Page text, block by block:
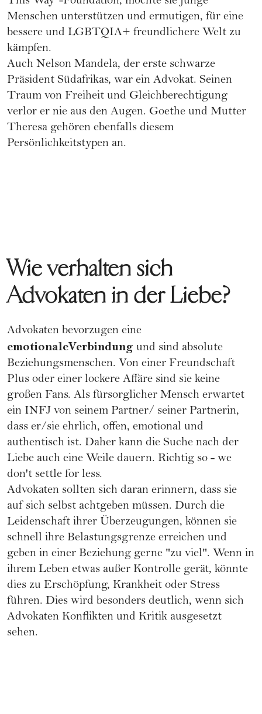
Menschen unterstützen und ermutigen, für eine
bessere und LGBTQIA+ freundlichere Welt zu
kämpfen.
Auch Nelson Mandela, der erste schwarze
Präsident Südafrikas, war ein Advokat. Seinen
Traum von Freiheit und Gleichberechtigung
verlor er nie aus den Augen. Goethe und Mutter
Theresa gehören ebenfalls diesem
Persönlichkeitstypen an.
Wie verhalten sich
Advokaten in der Liebe?
Advokaten bevorzugen eine
emotionaleVerbindung und sind absolute
Beziehungsmenschen. Von einer Freundschaft
Plus oder einer lockere Affäre sind sie keine
großen Fans. Als fürsorglicher Mensch erwartet
ein INFJ von seinem Partner/ seiner Partnerin,
dass er/sie ehrlich, offen, emotional und
authentisch ist. Daher kann die Suche nach der
Liebe auch eine Weile dauern. Richtig so - we
don't settle for less.
Advokaten sollten sich daran erinnern, dass sie
auf sich selbst achtgeben müssen. Durch die
Leidenschaft ihrer Überzeugungen, können sie
schnell ihre Belastungsgrenze erreichen und
geben in einer Beziehung gerne "zu viel". Wenn in
ihrem Leben etwas außer Kontrolle gerät, könnte
dies zu Erschöpfung, Krankheit oder Stress
führen. Dies wird besonders deutlich, wenn sich
Advokaten Konflikten und Kritik ausgesetzt
sehen.